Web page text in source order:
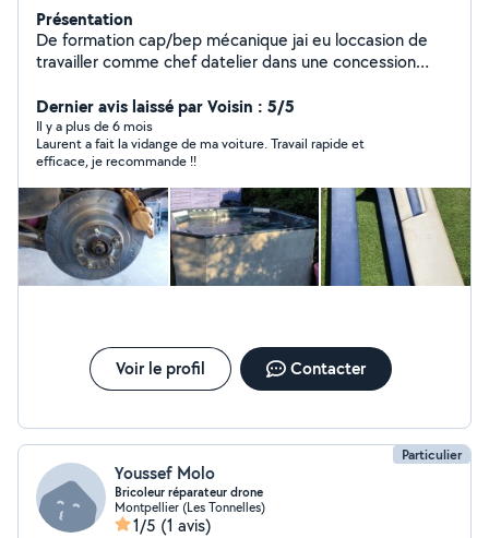
Présentation
De formation cap/bep mécanique jai eu loccasion de
travailler comme chef datelier dans une concession
compétences en peinture, piscine, aménagement
dintérieur et extérieurs et divers travaux.
Dernier avis laissé par Voisin : 5/5
Il y a plus de 6 mois
Laurent a fait la vidange de ma voiture. Travail rapide et
efficace, je recommande !!
Voir le profil Contacter
Particulier
Youssef Molo
Bricoleur réparateur drone
Montpellier (Les Tonnelles)
1/5 (1 avis)